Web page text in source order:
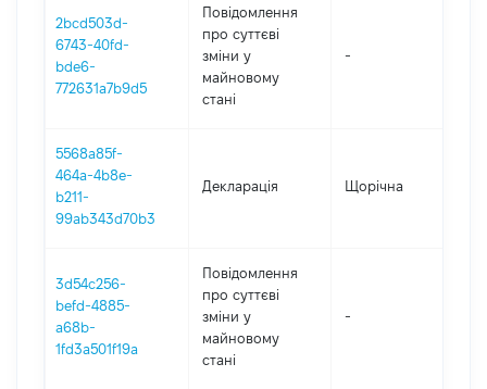
2bcd503d-
6743-40fd-
bde6-
772631a7b9d5
Повідомлення
про суттєві
зміни y
майновому
стані
-
5568a85f-
464a-4b8e-
b211-
99ab343d70b3
Декларація Щорічна
3d54c256-
befd-4885-
a68b-
1fd3a501f19a
Повідомлення
про суттєві
зміни y
майновому
стані
-